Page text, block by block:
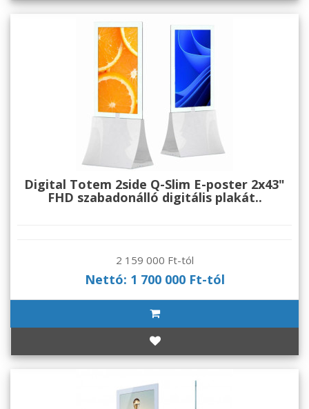
Digital Totem 2side Q-Slim E-poster 2x43"
FHD szabadonálló digitális plakát..
2 159 000 Ft-tól
Nettó: 1 700 000 Ft-tól